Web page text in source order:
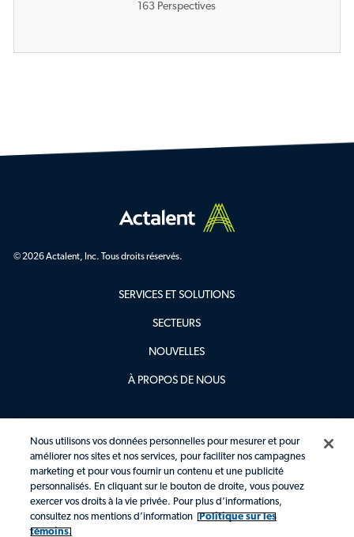
163 Perspectives
© 2026 Actalent, Inc. Tous droits réservés.
SERVICES ET SOLUTIONS
SECTEURS
NOUVELLES
À PROPOS DE NOUS
EMPLACEMENTS
CARRIÈRES
COMMUNIQUER AVEC NOUS
Nous utilisons vos données personnelles pour mesurer et pour
améliorer nos sites et nos services, pour faciliter nos campagnes
marketing et pour vous fournir un contenu et une publicité
personnalisés. En cliquant sur le bouton de droite, vous pouvez
exercer vos droits à la vie privée. Pour plus d’informations,
consultez nos mentions d’information Politique sur les
témoins.